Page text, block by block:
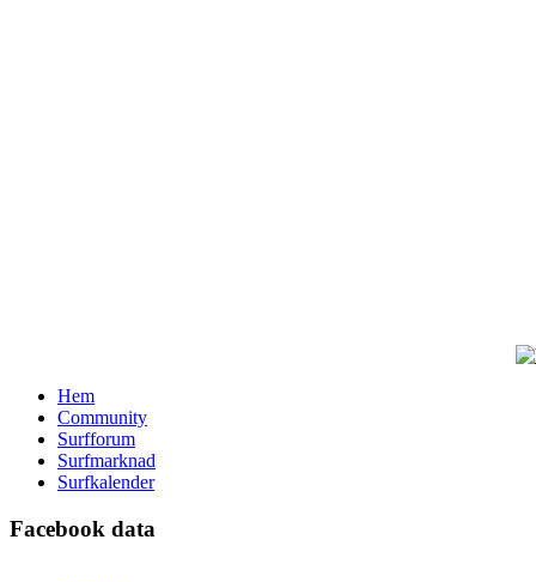
Hem
Community
Surfforum
Surfmarknad
Surfkalender
Facebook data